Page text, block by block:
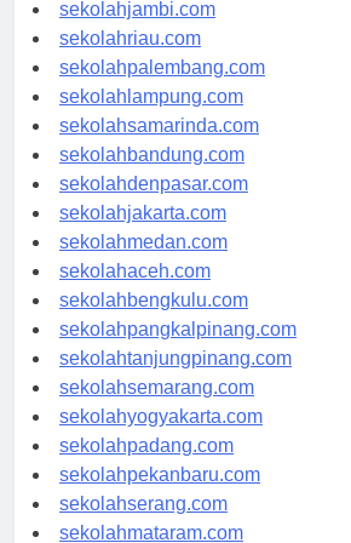
sekolahjambi.com
sekolahriau.com
sekolahpalembang.com
sekolahlampung.com
sekolahsamarinda.com
sekolahbandung.com
sekolahdenpasar.com
sekolahjakarta.com
sekolahmedan.com
sekolahaceh.com
sekolahbengkulu.com
sekolahpangkalpinang.com
sekolahtanjungpinang.com
sekolahsemarang.com
sekolahyogyakarta.com
sekolahpadang.com
sekolahpekanbaru.com
sekolahserang.com